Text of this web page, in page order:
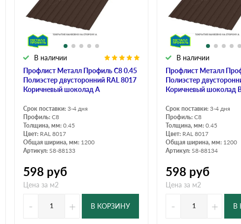
Профлист Металл Профиль C8 0.45
Полиэстер двусторонний RAL 8017
Коричневый шоколад A
В наличии
Срок поставки: 3-4 дня
Профиль: C8
Толщина, мм: 0.45
Цвет: RAL 8017
Общая ширина, мм: 1200
Артикул: S8-88133
598 руб
Цена за м2
- + В КОРЗИНУ
Профлист Металл
Полиэстер
Коричневый шоколад
В наличии
Срок поставки: 3-4 дня
Профиль: C8
Толщина, мм: 0.45
Цвет: RAL 8017
Общая ширина, мм: 1200
Артикул: S8-88134
598 руб
Цена за м2
- + В